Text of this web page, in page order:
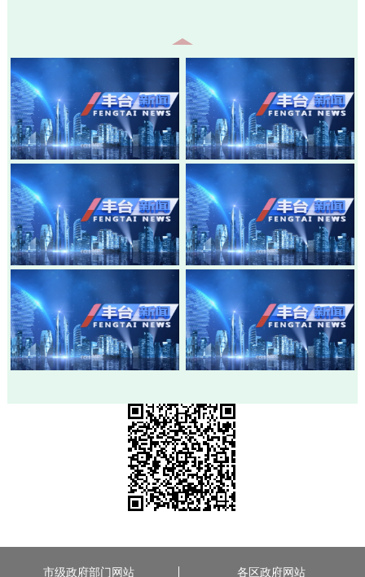
20260805-丰台新闻
20260803-丰台新闻
20260730-丰台新闻
20260728-丰台新闻
20260724-丰台新闻
市级政府部门网站 各区政府网站